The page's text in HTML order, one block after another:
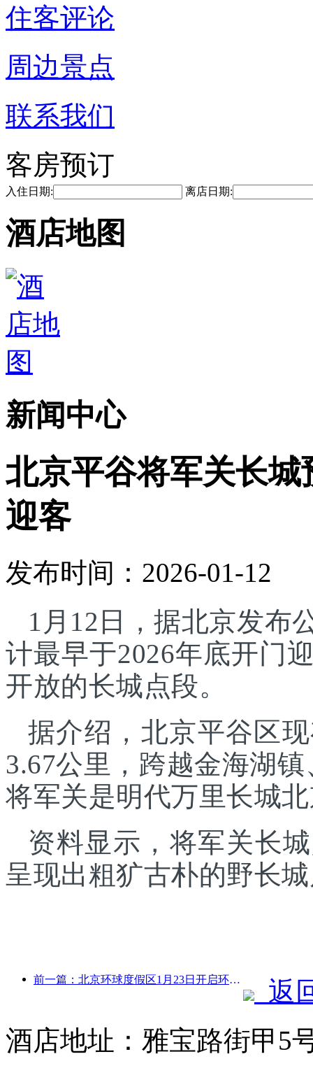
住客评论
周边景点
联系我们
客房预订
入住日期: 离店日期:
酒店地图
新闻中心
北京平谷将军关长城
迎客
发布时间：2026-01-12
1月12日，据北京发布
计最早于2026年底开门
开放的长城点段。
据介绍，北京平谷区
3.67公里，跨越金海湖
将军关是明代万里长城
资料显示，将军关长
呈现出粗犷古朴的野长
前一篇：北京环球度假区1月23日开启环球中国年活动，持续40天
返
酒店地址：雅宝路街甲5